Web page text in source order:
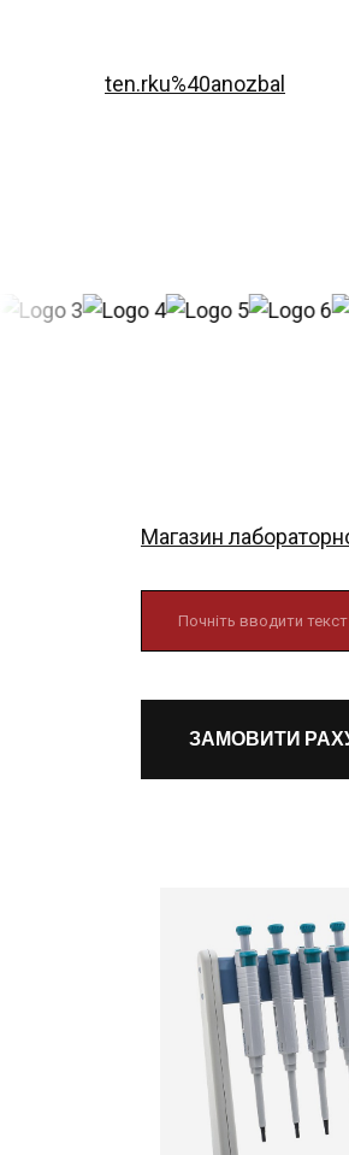
ten.rku%40anozbal
Магазин
ЗАМОВИТИ